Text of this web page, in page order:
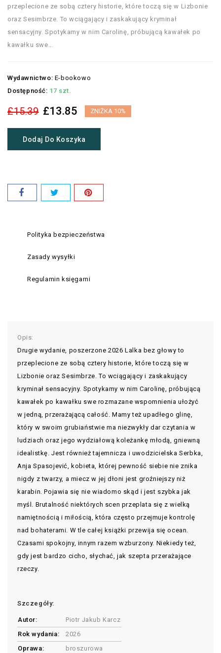
przeplecione ze sobą cztery historie, które toczą się w Lizbonie
oraz Sesimbrze. To wciągający i zaskakujący kryminał
sensacyjny. Spotykamy w nim Carolinę, próbującą kawałek po
kawałku swe...
Wydawnictwo: E-bookowo
Dostępność: 17 szt.
£15.39 £13.85 ZNIŻKA 10%
Dodaj Do Koszyka
Polityka bezpieczeństwa
Zasady wysyłki
Regulamin księgarni
Opis:
Drugie wydanie, poszerzone 2026 Lalka bez głowy to
przeplecione ze sobą cztery historie, które toczą się w
Lizbonie oraz Sesimbrze. To wciągający i zaskakujący
kryminał sensacyjny. Spotykamy w nim Carolinę, próbującą
kawałek po kawałku swe rozmazane wspomnienia ułożyć
w jedną, przerażającą całość. Mamy też upadłego glinę,
który w swoim grubiaństwie ma niezwykły dar czytania w
ludziach oraz jego wydziałową koleżankę młodą, gniewną
idealistkę. Jest również tajemnicza i uwodzicielska Serbka,
Anja Spasojević, kobieta, której pewność siebie nie znika
nigdy z twarzy, a miecz w jej dłoni jest groźniejszy niż
karabin. Pojawia się nie wiadomo skąd i jest szybka jak
myśl. Brutalność niektórych scen przeplata się z wielką
namiętnością i miłością, która często przejmuje kontrolę
nad bohaterami. W tle całej książki przewija się ocean.
Czasami spokojny, innym razem wzburzony. Niekiedy też,
gdy jest bardzo cicho, słychać, jak szepta przerażające
rzeczy.
Szczegóły:
Autor:
Piotr Jakub Karcz
Rok wydania:
2026
Oprawa:
broszurowa